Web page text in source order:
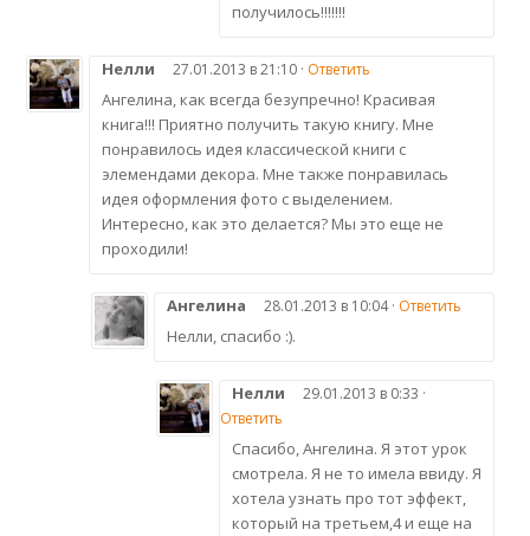
получилось!!!!!!!
Нелли 27.01.2013 в 21:10 · Ответить
Ангелина, как всегда безупречно! Красивая
книга!!! Приятно получить такую книгу. Мне
понравилось идея классической книги с
элемендами декора. Мне также понравилась
идея оформления фото с выделением.
Интересно, как это делается? Мы это еще не
проходили!
Ангелина 28.01.2013 в 10:04 · Ответить
Нелли, спасибо :).
Нелли
29.01.2013 в 0:33 ·
Ответить
Спасибо, Ангелина. Я этот урок
смотрела. Я не то имела ввиду. Я
хотела узнать про тот эффект,
который на третьем,4 и еще на